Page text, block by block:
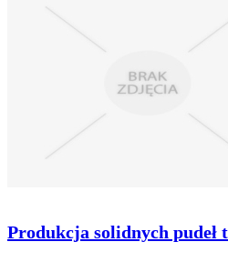
Produkcja solidnych pudeł